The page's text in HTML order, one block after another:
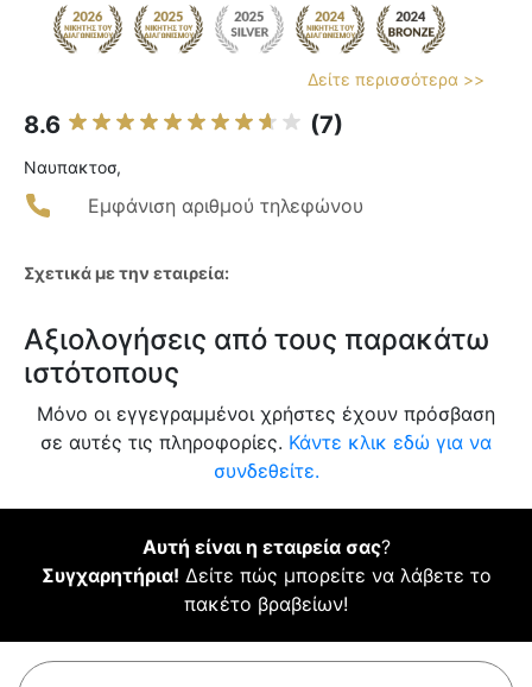
Δείτε περισσότερα >>
8.6 (7)
Ναυπακτοσ,
Εμφάνιση αριθμού τηλεφώνου
Σχετικά με την εταιρεία:
Αξιολογήσεις από τους παρακάτω
ιστότοπους
Μόνο οι εγγεγραμμένοι χρήστες έχουν πρόσβαση
σε αυτές τις πληροφορίες. Κάντε κλικ εδώ για να
συνδεθείτε.
Αυτή είναι η εταιρεία σας?
Συγχαρητήρια! Δείτε πώς μπορείτε να λάβετε το
πακέτο βραβείων!